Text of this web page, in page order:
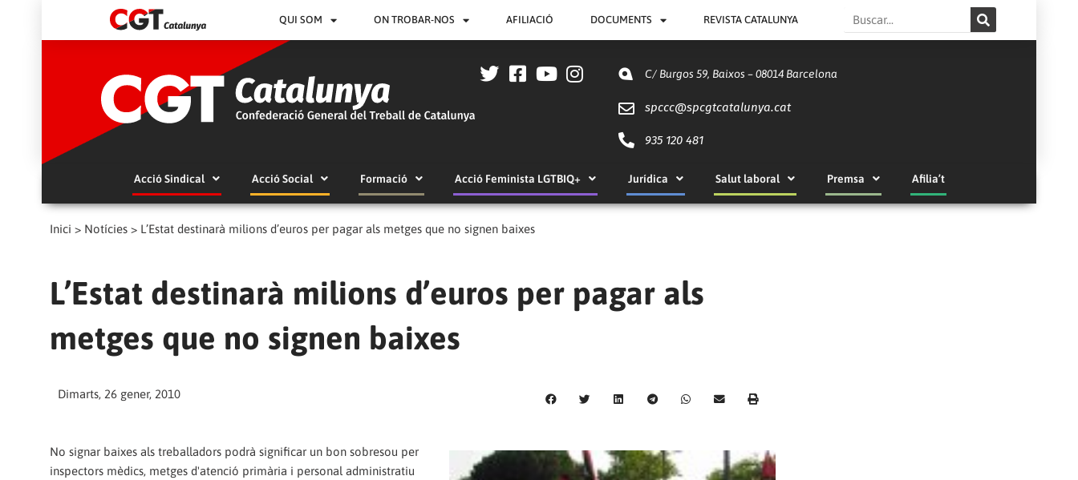
QUI SOM ON TROBAR-NOS AFILIACIÓ DOCUMENTS REVISTA CATALUNYA Search
C/ Burgos 59, Baixos – 08014 Barcelona
spccc@spcgtcatalunya.cat
935 120 481
Acció Sindical Acció Social Formació Acció Feminista LGTBIQ+ Jurídica Salut laboral Premsa Afilia’t
Inici > Notícies > L’Estat destinarà milions d’euros per pagar als metges que no signen baixes
L’Estat destinarà milions d’euros per pagar als
metges que no signen baixes
Dimarts, 26 gener, 2010
No signar baixes als treballadors podrà significar un bon sobresou per
inspectors mèdics, metges d'atenció primària i personal administratiu